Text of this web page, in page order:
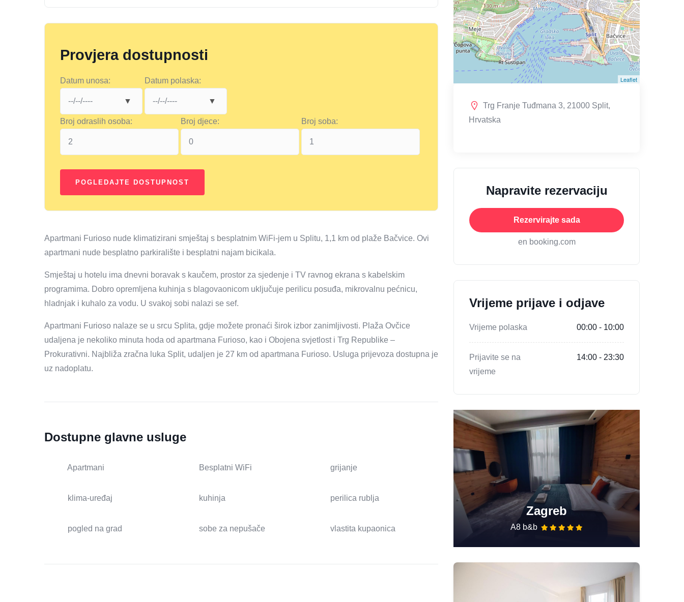
Provjera dostupnosti
Datum unosa: Datum polaska:
Broj odraslih osoba: Broj djece: Broj soba:
Apartmani Furioso nude klimatizirani smještaj s besplatnim WiFi-jem u Splitu, 1,1 km od plaže Bačvice. Ovi
apartmani nude besplatno parkiralište i besplatni najam bicikala.
Smještaj u hotelu ima dnevni boravak s kaučem, prostor za sjedenje i TV ravnog ekrana s kabelskim
programima. Dobro opremljena kuhinja s blagovaonicom uključuje perilicu posuđa, mikrovalnu pećnicu,
hladnjak i kuhalo za vodu. U svakoj sobi nalazi se sef.
Apartmani Furioso nalaze se u srcu Splita, gdje možete pronaći širok izbor zanimljivosti. Plaža Ovčice
udaljena je nekoliko minuta hoda od apartmana Furioso, kao i Obojena svjetlost i Trg Republike –
Prokurativni. Najbliža zračna luka Split, udaljen je 27 km od apartmana Furioso. Usluga prijevoza dostupna je
uz nadoplatu.
Dostupne glavne usluge
Apartmani Besplatni WiFi grijanje
klima-uređaj kuhinja perilica rublja
pogled na grad sobe za nepušače vlastita kupaonica
Leaflet
Trg Franje Tuđmana 3, 21000 Split,
Hrvatska
Napravite rezervaciju
Rezervirajte sada
en booking.com
Vrijeme prijave i odjave
Vrijeme polaska 00:00 - 10:00
Prijavite se na
vrijeme
14:00 - 23:30
Zagreb
A8 b&b